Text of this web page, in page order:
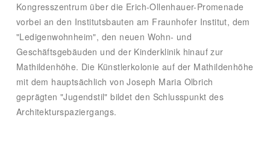
Kongresszentrum über die Erich-Ollenhauer-Promenade
vorbei an den Institutsbauten am Fraunhofer Institut, dem
"Ledigenwohnheim", den neuen Wohn- und
Geschäftsgebäuden und der Kinderklinik hinauf zur
Mathildenhöhe. Die Künstlerkolonie auf der Mathildenhöhe
mit dem hauptsächlich von Joseph Maria Olbrich
geprägten "Jugendstil" bildet den Schlusspunkt des
Architekturspaziergangs.